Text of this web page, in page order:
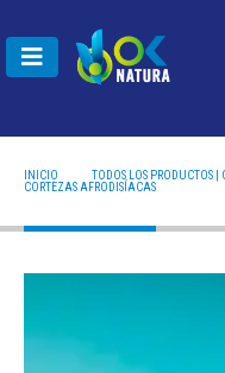
INICIO TODOS LOS PRODUCTOS |
CORTEZAS AFRODISÍACAS